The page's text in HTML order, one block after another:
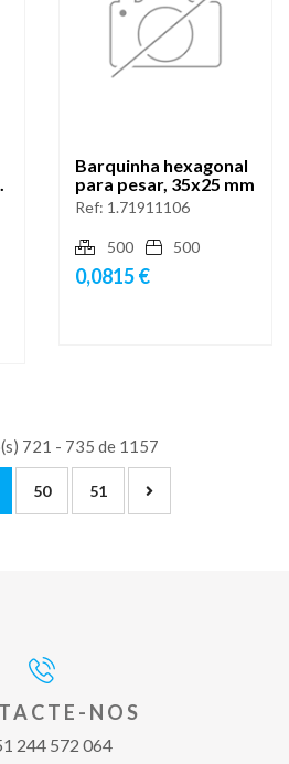
Barquinha hexagonal
para pesar, 35x25 mm
Ref: 1.71911106
500 500
0,0815 €
721 - 735 de 1157
50 51
NOS
244 572 064